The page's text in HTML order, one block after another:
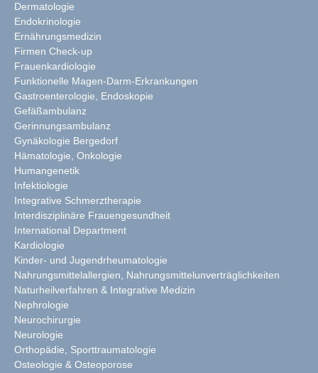
Dermatologie
Endokrinologie
Ernährungsmedizin
Firmen Check-up
Frauenkardiologie
Funktionelle Magen-Darm-Erkrankungen
Gastroenterologie, Endoskopie
Gefäßambulanz
Gerinnungsambulanz
Gynäkologie Bergedorf
Hämatologie, Onkologie
Humangenetik
Infektiologie
Integrative Schmerztherapie
Interdisziplinäre Frauengesundheit
International Department
Kardiologie
Kinder- und Jugendrheumatologie
Nahrungsmittelallergien, Nahrungsmittelunverträglichkeiten
Naturheilverfahren & Integrative Medizin
Nephrologie
Neurochirurgie
Neurologie
Orthopädie, Sporttraumatologie
Osteologie & Osteoporose